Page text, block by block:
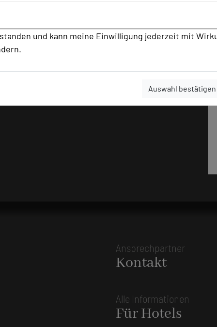
und kann meine Einwilligung jederzeit mit
Auswahl bestätigen
Ansprechpartner
Kontakt
Alle Informationen
Für Hotels